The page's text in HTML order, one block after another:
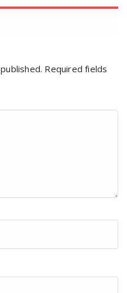
Required fields